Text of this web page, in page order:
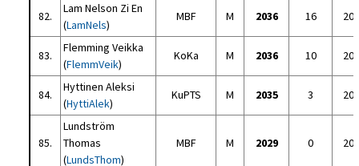
82.
Lam Nelson Zi En
(LamNels)
MBF M 2036 16
83.
Flemming Veikka
(FlemmVeik)
KoKa M 2036 10
84.
Hyttinen Aleksi
(HyttiAlek)
KuPTS M 2035 3
85.
Lundström
Thomas
(LundsThom)
MBF M 2029 0